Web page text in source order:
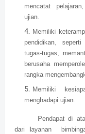
mencatat
ujian.
Memiliki
pendidikan,
tugas-tugas,
berusaha
rangka
Memiliki
menghadapi ujian.
Pendapat di
dari layanan